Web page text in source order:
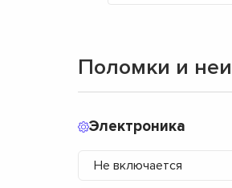
Поломки и
Электроника
Не включается